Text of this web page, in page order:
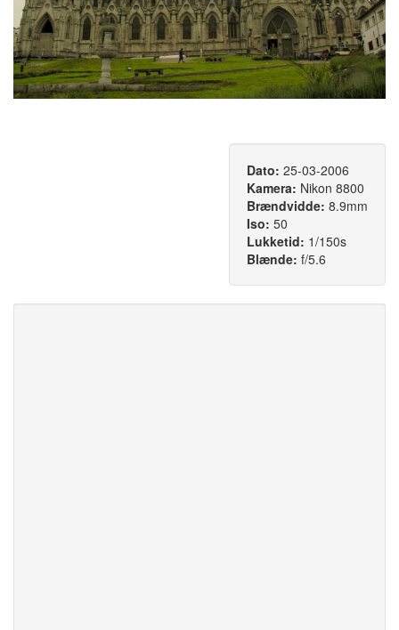
Dato: 25-03-2006
Kamera: Nikon 8800
Brændvidde: 8.9mm
Iso: 50
Lukketid: 1/150s
Blænde: f/5.6